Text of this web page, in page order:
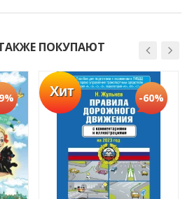
ПОКУПАЮТ
Хит -60%